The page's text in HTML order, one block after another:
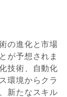
の進化と市場
が予想されま
技術、自動化
環境からクラ
新たなスキル